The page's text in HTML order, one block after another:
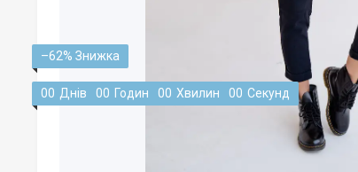
–62%
00 Днів 00 Годин 00 Хвилин 00 Секунд